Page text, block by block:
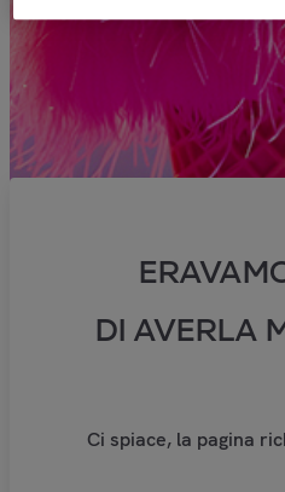
DI AVERLA
Ci spiace, la pagina